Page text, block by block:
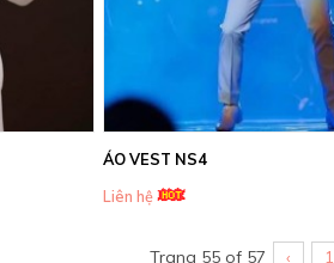
ÁO VEST NS4
Liên hệ
Trang 55 of 57 ‹ 1